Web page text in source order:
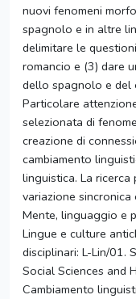
nuovi fenomeni
spagnolo e in altre
delimitare le
romancio e (3) dare
dello spagnolo e del
Particolare
selezionata di
creazione di
cambiamento
linguistica. La ricerca
variazione sincronica
Mente, linguaggio e
Lingue e culture
disciplinari: L-Lin/01.
Social Sciences and
Cambiamento